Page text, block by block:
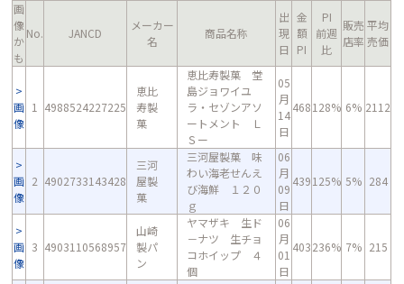
画
像
か
も
No. JANCD
メーカー
名
商品名称
出
現
日
金
額
PI
PI
前週
比
販売
店率
平均
売価
画
像
1 4988524227225
恵比
寿製
菓
恵比寿製菓 堂
島ジョワイユ
ラ・セゾンアソ
ートメント Ｌ
Ｓー
05
月
14
日
468128% 6% 2112
画
像
2 4902733143428
三河
屋製
菓
三河屋製菓 味
わい海老せんえ
び海鮮 １２０
ｇ
06
月
09
日
439125% 5% 284
画
像
3 4903110568957
山崎
製パ
ン
ヤマザキ 生ド
－ナツ 生チョ
コホイップ ４
個
06
月
01
日
403236% 7% 215